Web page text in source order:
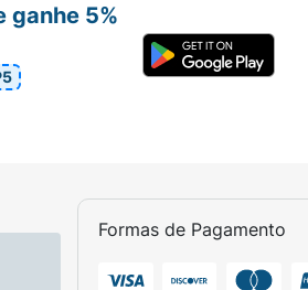
decorar o dispositivo, reduzindo a
própria criança.
para não machucar o nariz.
Formas de Pagamento
ganhe 5%